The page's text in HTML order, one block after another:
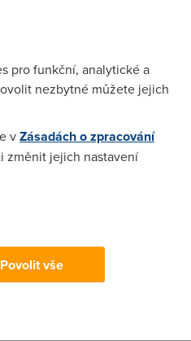
ale jsem desnej kxxxt a
Je to takový chyták.
CSku vyklepnu te kdy si
pro funkční, analytické a
nezbytné můžete jejich
vZásadách o zpracování
změnit jejich nastavení
Povolit vše